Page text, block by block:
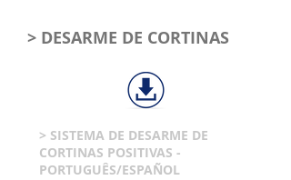
> DESARME DE CORTINAS
> SISTEMA DE DESARME DE
CORTINAS POSITIVAS -
PORTUGUÊS/ESPAÑOL